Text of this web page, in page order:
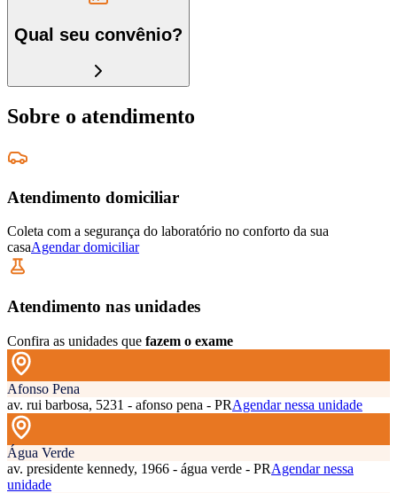
Qual seu convênio?
Sobre o atendimento
Atendimento domiciliar
Coleta com a segurança do laboratório no conforto da sua
casaAgendar domiciliar
Atendimento nas unidades
Confira as unidades que fazem o exame
Afonso Pena
av. rui barbosa, 5231 - afonso pena - PRAgendar nessa unidade
Água Verde
av. presidente kennedy, 1966 - água verde - PRAgendar nessa
unidade